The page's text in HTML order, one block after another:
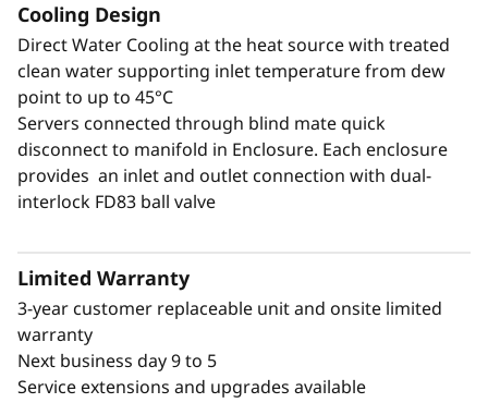
Una gran potencia conlleva un gran
rendimiento
Cooling Design
Direct Water Cooling at the heat source with treated
clean water supporting inlet temperature from dew
point to up to 45°C
Servers connected through blind mate quick
disconnect to manifold in Enclosure. Each enclosure
provides an inlet and outlet connection with dual-
interlock FD83 ball valve
Limited Warranty
3-year customer replaceable unit and onsite limited
warranty
Next business day 9 to 5
Service extensions and upgrades available